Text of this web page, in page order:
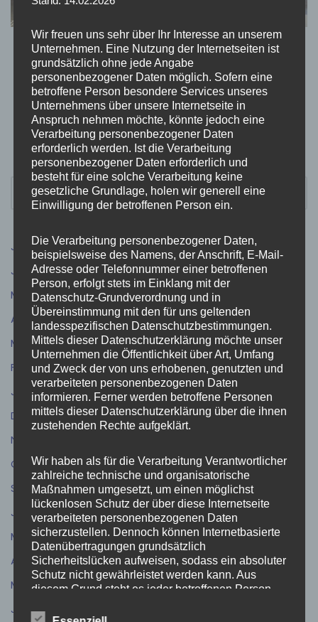
Juli 2026(9)
Juni 2026(5)
Mai 2026(4)
April 2026(5)
März 2026(3)
Februar 2026(4)
Januar 2026(1)
Dezember 2025(5)
November 2025
Oktober 2025(6)
September 2025(7)
Juli 2025(6)
Mai 2025(7)
April 2025(8)
März 2025(7)
Januar 2025
Wir freuen uns sehr über Ihr Interesse an unserem
Unternehmen. Eine Nutzung der Internetseiten ist
grundsätzlich ohne jede Angabe
personenbezogener Daten möglich. Sofern eine
betroffene Person besondere Services unseres
Unternehmens über unsere Internetseite in
Anspruch nehmen möchte, könnte jedoch eine
Verarbeitung personenbezogener Daten
erforderlich werden. Ist die Verarbeitung
personenbezogener Daten erforderlich und
besteht für eine solche Verarbeitung keine
gesetzliche Grundlage, holen wir generell eine
Einwilligung der betroffenen Person ein.
Die Verarbeitung personenbezogener Daten,
beispielsweise des Namens, der Anschrift, E-Mail-
Adresse oder Telefonnummer einer betroffenen
Person, erfolgt stets im Einklang mit der
Datenschutz-Grundverordnung und in
Übereinstimmung mit den für uns geltenden
landesspezifischen Datenschutzbestimmungen.
Mittels dieser Datenschutzerklärung möchte unser
Unternehmen die Öffentlichkeit über Art, Umfang
und Zweck der von uns erhobenen, genutzten und
verarbeiteten personenbezogenen Daten
informieren. Ferner werden betroffene Personen
mittels dieser Datenschutzerklärung über die ihnen
zustehenden Rechte aufgeklärt.
Wir haben als für die Verarbeitung Verantwortlicher
zahlreiche technische und organisatorische
Maßnahmen umgesetzt, um einen möglichst
lückenlosen Schutz der über diese Internetseite
verarbeiteten personenbezogenen Daten
sicherzustellen. Dennoch können Internetbasierte
Datenübertragungen grundsätzlich
Sicherheitslücken aufweisen, sodass ein absoluter
Schutz nicht gewährleistet werden kann. Aus
diesem Grund steht es jeder betroffenen Person
alternativen Wegen, beispielsweise telefonisch, an